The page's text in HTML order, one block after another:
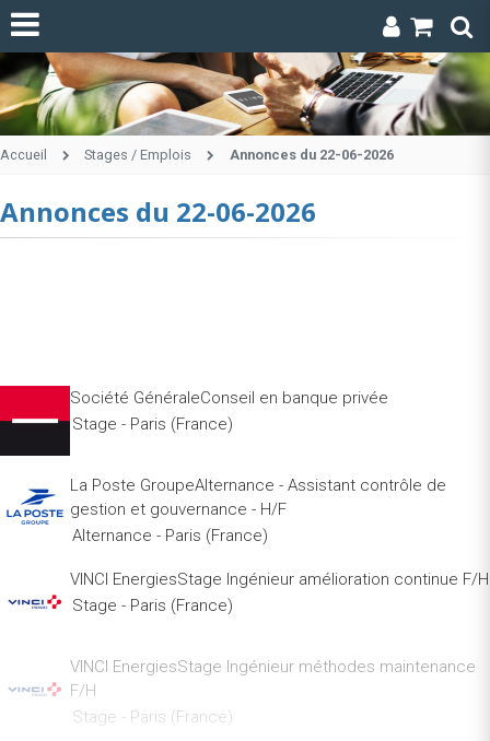
Accueil Stages / Emplois Annonces du 22-06-2026
Annonces du 22-06-2026
Société GénéraleConseil en banque privée
Stage - Paris (France)
La Poste GroupeAlternance - Assistant contrôle de
gestion et gouvernance - H/F
Alternance - Paris (France)
VINCI EnergiesStage Ingénieur amélioration continue F/H
Stage - Paris (France)
VINCI EnergiesStage Ingénieur méthodes maintenance
F/H
Stage - Paris (France)